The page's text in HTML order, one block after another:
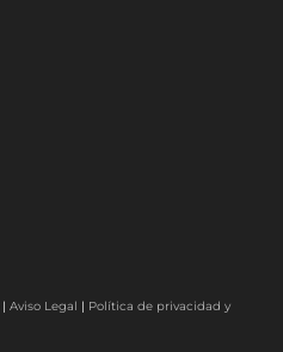
|Aviso Legal | Política de privacidad y